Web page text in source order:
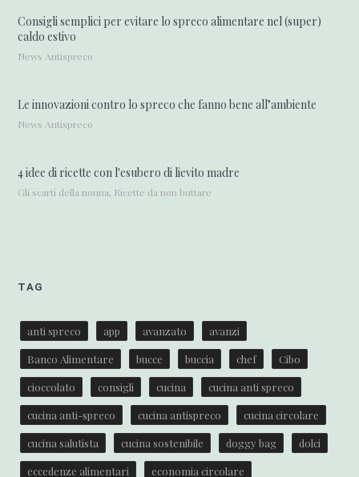
Consigli semplici per evitare lo spreco alimentare nel (super)
caldo estivo
News Antispreco
Le innovazioni contro lo spreco che fanno bene all’ambiente
News Antispreco
4 idee di ricette con l'esubero di lievito madre
Gli scarti della nonna, Ricette da non buttare
TAG
anti spreco app avanzato avanzi
Banco Alimentare bucce buccia chef Cibo
cioccolato consigli cucina cucina anti spreco
cucina anti-spreco cucina antispreco cucina circolare
cucina salutista cucina sostenibile doggy bag dolci
eccedenze alimentari economia circolare